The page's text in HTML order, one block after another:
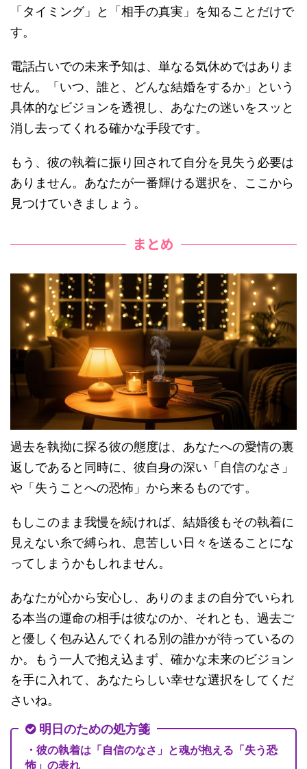
「タイミング」と「相手の真実」を知ることだけで
す。
電話占いでの未来予知は、単なる気休めではありま
せん。「いつ、誰と、どんな結婚をするか」という
具体的なビジョンを透視し、あなたの迷いをスッと
消し去ってくれる確かな手段です。
もう、彼の執着に振り回されて自分を見失う必要は
ありません。あなたが一番輝ける選択を、ここから
見つけていきましょう。
まとめ
過去を執拗に探る彼の態度は、あなたへの愛情の裏
返しであると同時に、彼自身の深い「自信のなさ」
や「失うことへの恐怖」から来るものです。
もしこのまま我慢を続ければ、結婚後もその執着に
見えない糸で縛られ、息苦しい日々を送ることにな
ってしまうかもしれません。
あなたが心から安心し、ありのままの自分でいられ
る本当の運命の相手は彼なのか、それとも、過去ご
と優しく包み込んでくれる別の誰かが待っているの
か。もう一人で抱え込まず、確かな未来のビジョン
を手に入れて、あなたらしい幸せな選択をしてくだ
さいね。
明日のための処方箋
・彼の執着は「自信のなさ」と魂が抱える「失う恐
怖」の表れ